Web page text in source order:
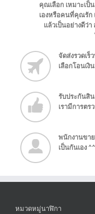
คุณเลือก เหมาะเป็
เองหรือคนที่คุณรัก
แล้วเป็นอย่างดีว่
จัดส่งรวดเร็
เลือกโอนเงิ
รับประกันสิ
เรามีการต
พนักงานขา
เป็นกันเอง ^^
หมวดหมู่นาฬิกา